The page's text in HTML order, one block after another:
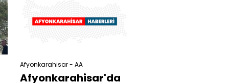
Afyonkarahisar - AA
Afyonkarahisar'da